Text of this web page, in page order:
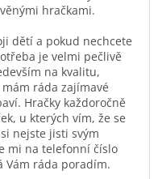
hračkami.
dětí a pokud nechcete
je velmi pečlivě
na kvalitu,
ráda zajímavé
Hračky každoročně
u kterých vím, že se
nejste jisti svým
mi na telefonní číslo
Vám ráda poradím.